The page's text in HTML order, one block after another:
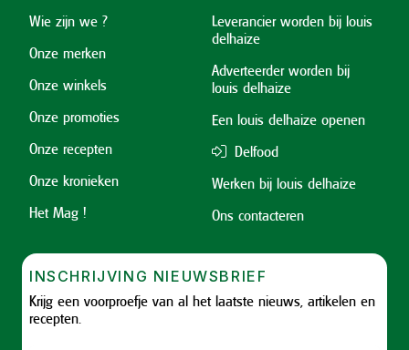
Wie zijn we ?
Onze merken
Onze winkels
Onze promoties
Onze recepten
Onze kronieken
Het Mag !
Leverancier worden bij louis
delhaize
Adverteerder worden bij
louis delhaize
Een louis delhaize openen
Delfood
Werken bij louis delhaize
Ons contacteren
INSCHRIJVING NIEUWSBRIEF
Krijg een voorproefje van al het laatste nieuws, artikelen en
recepten.